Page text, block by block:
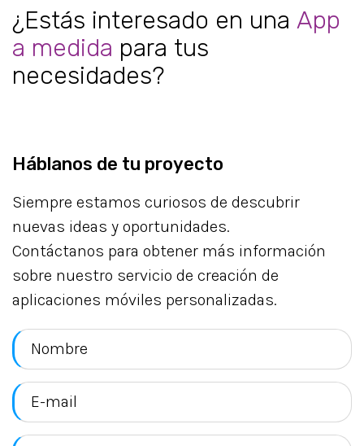
¿Estás interesado en una App
a medida para tus
necesidades?
Háblanos de tu proyecto
Siempre estamos curiosos de descubrir
nuevas ideas y oportunidades.
Contáctanos para obtener más información
sobre nuestro servicio de creación de
aplicaciones móviles personalizadas.